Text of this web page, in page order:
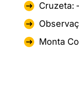
Cruzeta:
Monta